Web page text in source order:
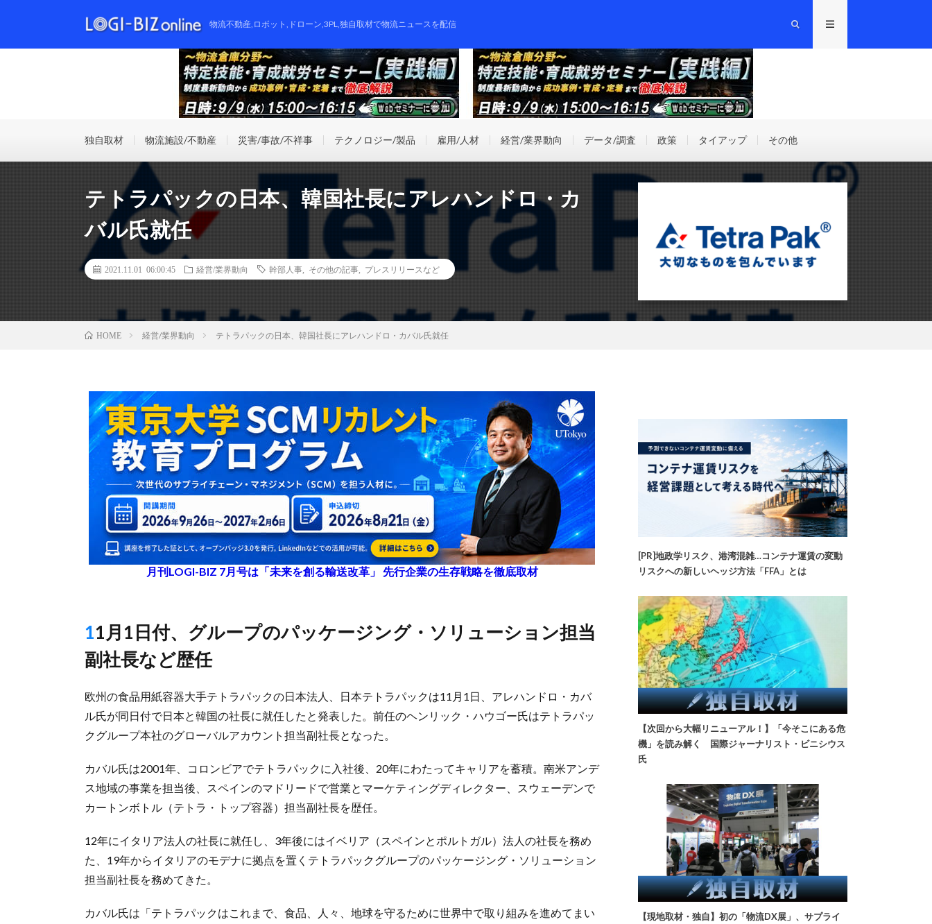
物流不動産,ロボット,ドローン,3PL,独自取材で物流ニュースを配信
独自取材 物流施設/不動産 災害/事故/不祥事 テクノロジー/製品 雇用/人材 経営/業界動向 データ/調査 政策 タイアップ その他
テトラパックの日本、韓国社長にアレハンドロ・カ
バル氏就任
2021.11.01 06:00:45 経営/業界動向 幹部人事 その他の記事 プレスリリースなど
HOME 経営/業界動向 テトラパックの日本、韓国社長にアレハンドロ・カバル氏就任
月刊LOGI-BIZ 7月号は「未来を創る輸送改革」 先行企業の生存戦略を徹底取材
11月1日付、グループのパッケージング・ソリューション担当
副社長など歴任
欧州の食品用紙容器大手テトラパックの日本法人、日本テトラパックは11月1日、アレハンドロ・カバ
ル氏が同日付で日本と韓国の社長に就任したと発表した。前任のヘンリック・ハウゴー氏はテトラパッ
クグループ本社のグローバルアカウント担当副社長となった。
カバル氏は2001年、コロンビアでテトラパックに入社後、20年にわたってキャリアを蓄積。南米アンデ
ス地域の事業を担当後、スペインのマドリードで営業とマーケティングディレクター、スウェーデンで
カートンボトル（テトラ・トップ容器）担当副社長を歴任。
12年にイタリア法人の社長に就任し、3年後にはイベリア（スペインとポルトガル）法人の社長を務め
た、19年からイタリアのモデナに拠点を置くテトラパックグループのパッケージング・ソリューション
担当副社長を務めてきた。
カバル氏は「テトラパックはこれまで、食品、人々、地球を守るために世界中で取り組みを進めてまい
[PR]地政学リスク、港湾混雑…コンテナ運賃の変動
リスクへの新しいヘッジ方法「FFA」とは
【次回から大幅リニューアル！】「今そこにある危
機」を読み解く 国際ジャーナリスト・ビニシウス
氏
【現地取材・独自】初の「物流DX展」、サプライ